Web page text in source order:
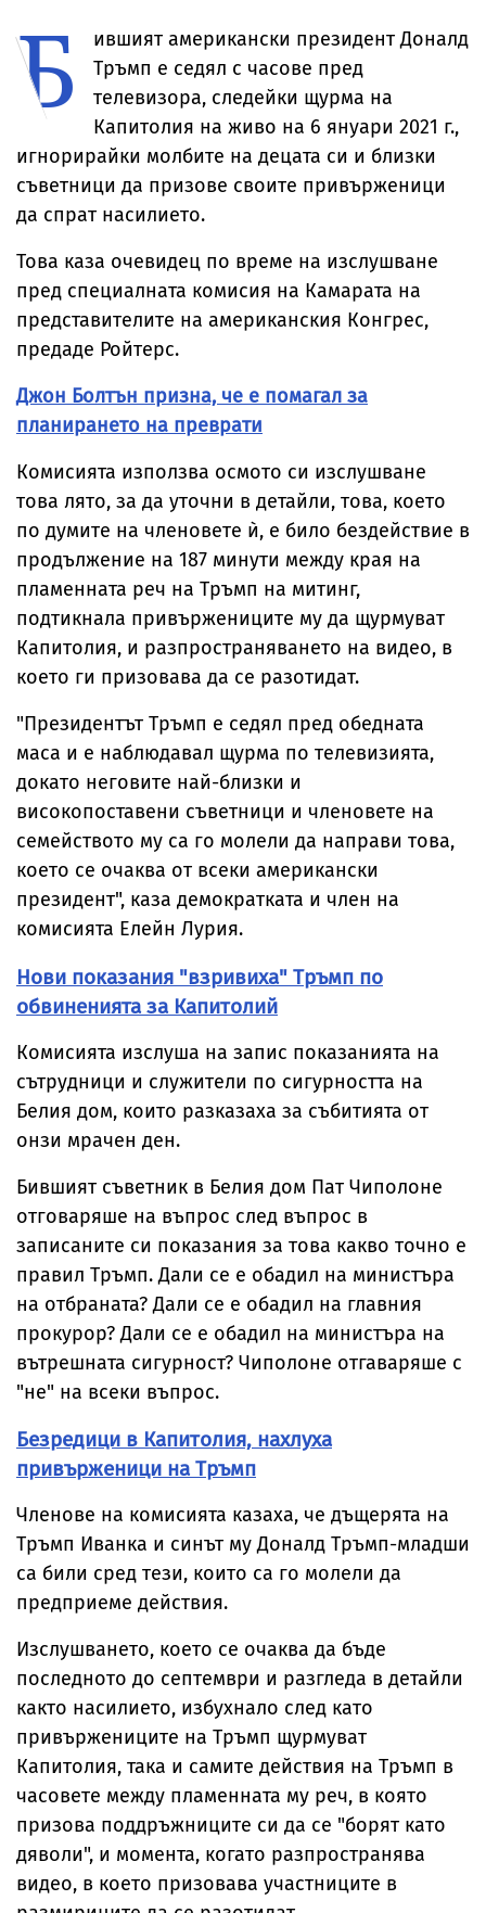
Б
ившият американски президент Доналд
Тръмп е седял с часове пред
телевизора, следейки щурма на
Капитолия на живо на 6 януари 2021 г.,
игнорирайки молбите на децата си и близки
съветници да призове своите привърженици
да спрат насилието.
Това каза очевидец по време на изслушване
пред специалната комисия на Камарата на
представителите на американския Конгрес,
предаде Ройтерс.
Джон Болтън призна, че е помагал за
планирането на преврати
Комисията използва осмото си изслушване
това лято, за да уточни в детайли, това, което
по думите на членовете ѝ, е било бездействие в
продължение на 187 минути между края на
пламенната реч на Тръмп на митинг,
подтикнала привържениците му да щурмуват
Капитолия, и разпространяването на видео, в
което ги призовава да се разотидат.
"Президентът Тръмп е седял пред обедната
маса и е наблюдавал щурма по телевизията,
докато неговите най-близки и
високопоставени съветници и членовете на
семейството му са го молели да направи това,
което се очаква от всеки американски
президент", каза демократката и член на
комисията Елейн Лурия.
Нови показания "взривиха" Тръмп по
обвиненията за Капитолий
Комисията изслуша на запис показанията на
сътрудници и служители по сигурността на
Белия дом, които разказаха за събитията от
онзи мрачен ден.
Бившият съветник в Белия дом Пат Чиполоне
отговаряше на въпрос след въпрос в
записаните си показания за това какво точно е
правил Тръмп. Дали се е обадил на министъра
на отбраната? Дали се е обадил на главния
прокурор? Дали се е обадил на министъра на
вътрешната сигурност? Чиполоне отгаваряше с
"не" на всеки въпрос.
Безредици в Капитолия, нахлуха
привърженици на Тръмп
Членове на комисията казаха, че дъщерята на
Тръмп Иванка и синът му Доналд Тръмп-младши
са били сред тези, които са го молели да
предприеме действия.
Изслушването, което се очаква да бъде
последното до септември и разгледа в детайли
както насилието, избухнало след като
привържениците на Тръмп щурмуват
Капитолия, така и самите действия на Тръмп в
часовете между пламенната му реч, в която
призова поддръжниците си да се "борят като
дяволи", и момента, когато разпространява
видео, в което призовава участниците в